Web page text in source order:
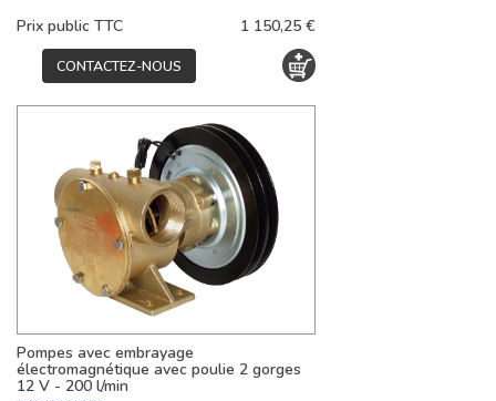
Prix public TTC 1 150,25 €
CONTACTEZ-NOUS
Pompes avec embrayage
électromagnétique avec poulie 2 gorges
12 V - 200 l/min